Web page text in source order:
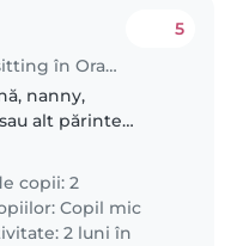
Job de babysitting în Oradea
5
nanny,
alt părinte
copii energici și
de 3-5 ani. Ne-
persoană care..
copii: 2
Copil mic
2 luni în